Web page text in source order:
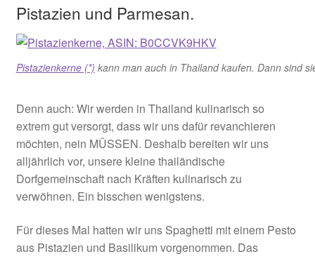
Pistazien und Parmesan.
Pistazienkerne (*) kann man auch in Thailand kaufen. Dann sind
Denn auch: Wir werden in Thailand kulinarisch so
extrem gut versorgt, dass wir uns dafür revanchieren
möchten, nein MÜSSEN. Deshalb bereiten wir uns
alljährlich vor, unsere kleine thailändische
Dorfgemeinschaft nach Kräften kulinarisch zu
verwöhnen. Ein bisschen wenigstens.
Für dieses Mal hatten wir uns Spaghetti mit einem Pesto
aus Pistazien und Basilikum vorgenommen. Das